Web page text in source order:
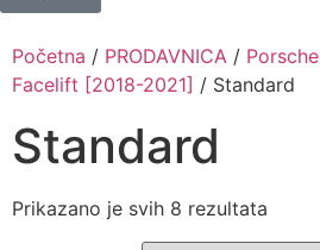
Početna / PRODAVNICA / Porsche
Facelift [2018-2021] / Standard
Standard
Prikazano je svih 8 rezultata